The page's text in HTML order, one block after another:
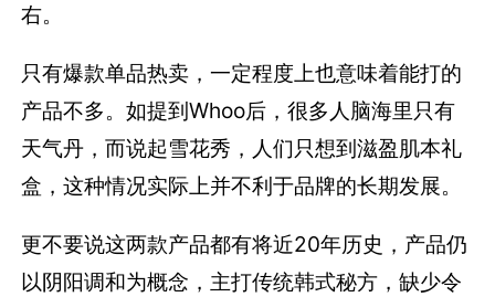
右。
只有爆款单品热卖，一定程度上也意味着能打的
产品不多。如提到Whoo后，很多人脑海里只有
天气丹，而说起雪花秀，人们只想到滋盈肌本礼
盒，这种情况实际上并不利于品牌的长期发展。
更不要说这两款产品都有将近20年历史，产品仍
以阴阳调和为概念，主打传统韩式秘方，缺少令